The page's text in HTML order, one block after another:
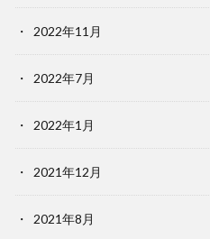
2022年11月
2022年7月
2022年1月
2021年12月
2021年8月